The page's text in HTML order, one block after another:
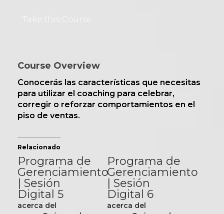
Take this Course
Course Overview
Conocerás las características que necesitas
para utilizar el coaching para celebrar,
corregir o reforzar comportamientos en el
piso de ventas.
Relacionado
Programa de
Gerenciamiento
| Sesión
Digital 5
acerca del
Programa de
Gerenciamiento
| Sesión
Digital 6
acerca del